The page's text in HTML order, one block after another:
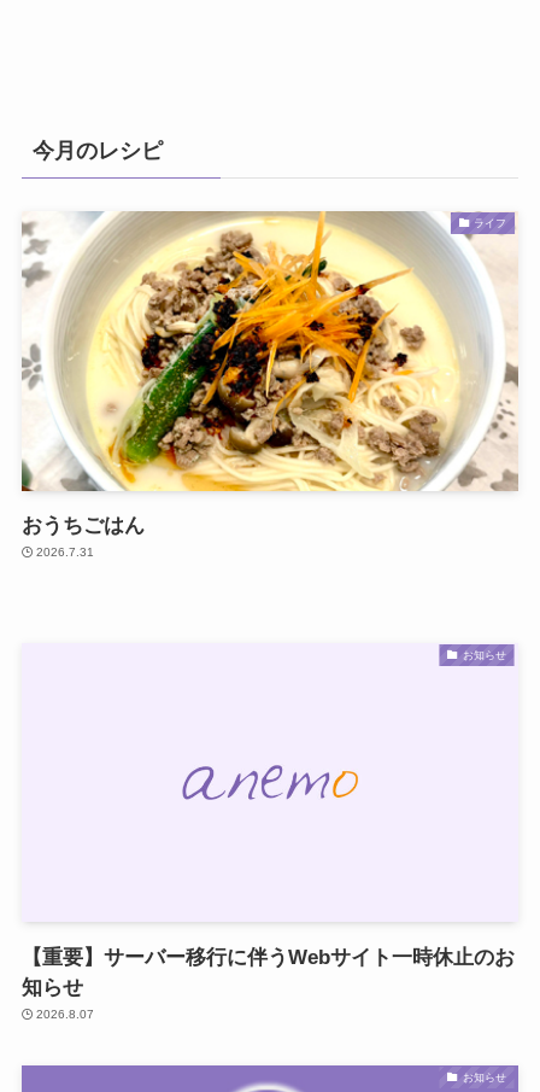
今月のレシピ
ライフ
おうちごはん
2026.7.31
お知らせ
【重要】サーバー移行に伴うWebサイト一時休止のお
知らせ
2026.8.07
お知らせ